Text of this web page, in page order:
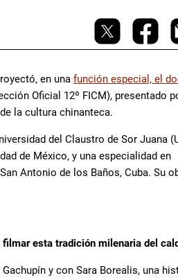
en una función especial, el
Oficial 12º FICM), presentado
la cultura chinanteca.
del Claustro de Sor Juana
de México, y una especialidad en
Antonio de los Baños, Cuba. Su
esta tradición milenaria del
y con Sara Borealis, una